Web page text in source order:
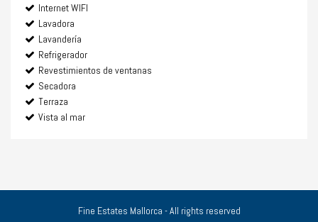
Internet WIFI
Lavadora
Lavandería
Refrigerador
Revestimientos de ventanas
Secadora
Terraza
Vista al mar
Fine Estates Mallorca - All rights reserved